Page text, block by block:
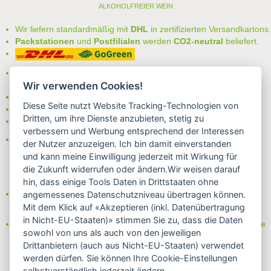
ALKOHOLFREIER WEIN
Wir liefern standardmäßig mit DHL in zertifizierten Versandkartons.
Packstationen und Postfilialen werden CO2-neutral beliefert.
auswählen:
- Rechnung
- Lastschrift/Bankeinzug
Das Internetsiegel "GEPRÜFTER SHOP – Sicher einkaufen":
Partner von:
Wine in Moderation - bewußt genießen
Erfahren Sie mehr über Biowein in unserem Blog oder Folgen Sie
uns!
Blog
Facebook
Wir verwenden Cookies!
Diese Seite nutzt Website Tracking-Technologien von
Dritten, um ihre Dienste anzubieten, stetig zu
verbessern und Werbung entsprechend der Interessen
der Nutzer anzuzeigen. Ich bin damit einverstanden
und kann meine Einwilligung jederzeit mit Wirkung für
die Zukunft widerrufen oder ändern.Wir weisen darauf
hin, dass einige Tools Daten in Drittstaaten ohne
angemessenes Datenschutzniveau übertragen können.
Mit dem Klick auf «Akzeptieren (inkl. Datenübertragung
in Nicht-EU-Staaten)» stimmen Sie zu, dass die Daten
sowohl von uns als auch von den jeweiligen
Drittanbietern (auch aus Nicht-EU-Staaten) verwendet
werden dürfen. Sie können Ihre Cookie-Einstellungen